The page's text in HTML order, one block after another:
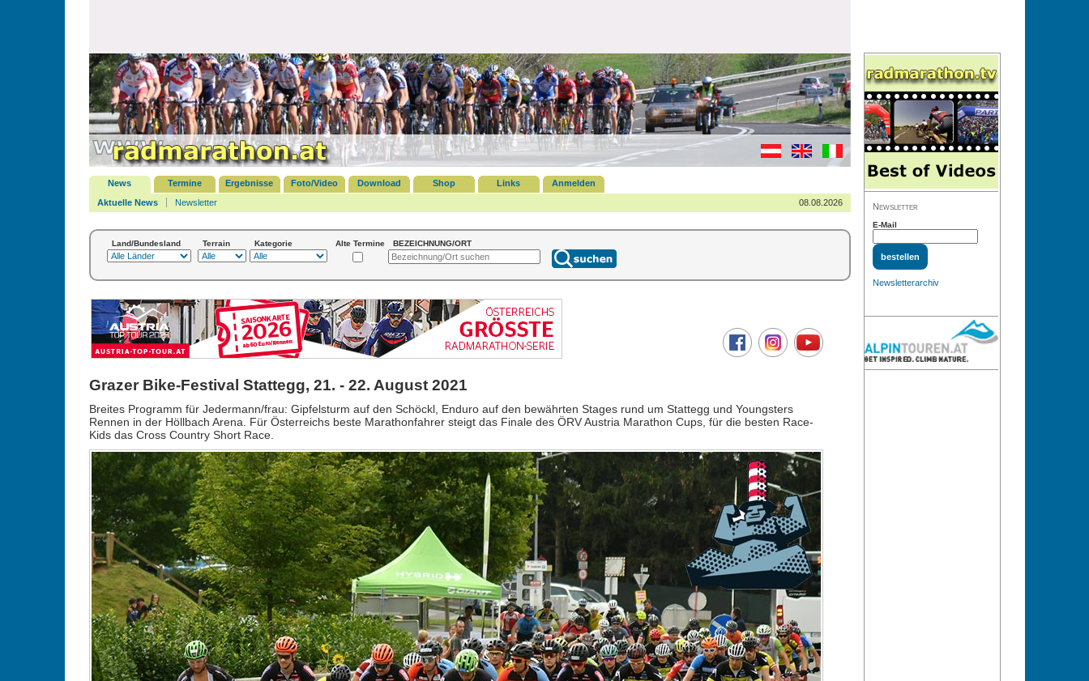
News Termine Ergebnisse Foto/Video Download Shop Links
Anmelden
Aktuelle News
Newsletter 08.08.2026
Land/Bundesland Terrain Kategorie Alte Termine BEZEICHNUNG/ORT
Grazer Bike-Festival Stattegg, 21. - 22. August 2021
Breites Programm für Jedermann/frau: Gipfelsturm auf den Schöckl, Enduro auf den bewährten Stages rund um Stattegg und Youngsters
Rennen in der Höllbach Arena. Für Österreichs beste Marathonfahrer steigt das Finale des ÖRV Austria Marathon Cups, für die besten Race-
Kids das Cross Country Short Race.
Newsletter
E-Mail
Newsletterarchiv